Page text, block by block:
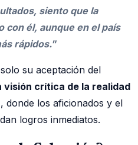
siento que la
con él, aunque en el país
rápidos."
su aceptación del
visión crítica de la realidad
, donde los aficionados y el
logros inmediatos.